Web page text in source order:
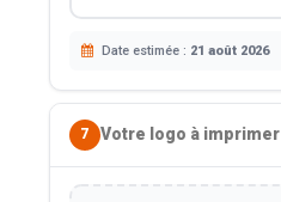
Date estimée : 21 août 2026
7 Votre logo à imprimer